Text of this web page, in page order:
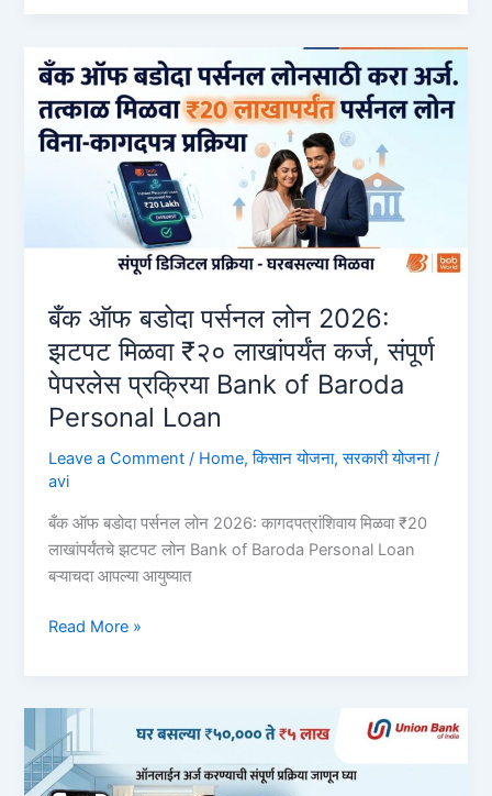
ते
१
लाख
कर्ज
बँक ऑफ बडोदा पर्सनल लोन 2026:
झटपट मिळवा ₹२० लाखांपर्यंत कर्ज, संपूर्ण
पेपरलेस प्रक्रिया Bank of Baroda
Personal Loan
Leave a Comment / Home,किसान योजना,सरकारी योजना/
avi
बँक ऑफ बडोदा पर्सनल लोन 2026: कागदपत्रांशिवाय मिळवा ₹20
लाखांपर्यंतचे झटपट लोन Bank of Baroda Personal Loan
बऱ्याचदा आपल्या आयुष्यात
बँक
पर्सनल
लोन
2026:
झटपट
Read More »